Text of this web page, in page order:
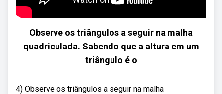
Observe os triângulos a seguir na malha
quadriculada. Sabendo que a altura em um
triângulo é o
4) Observe os triângulos a seguir na malha